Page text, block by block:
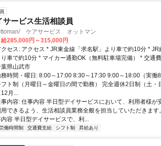
サービス生活相談員
ケアサービス オットマン
給285,000円～315,000円
* JR東金線「求名駅」より車で約10分 * JR総武本線「成東駅」
り車で約10分 * マイカー通勤OK（無料駐車場完備） * 交通
市・東金市・九十九里町・横芝光町・大網白里市など近隣
です。 無料駐車場を完備しているため、車通勤が中心の方も安心。毎
の通勤ストレスが少なく、仕事に集中できる環境です。
県山武市
時間・曜日: 8:00～17:00 8:30～17:30 9:00～18:00（実働8
フト制（月曜日～金曜日の間で勤務） 完全週休2日制（土・
12月...
内容: 仕事内容 半日型デイサービスにおいて、利用者様が
できるよう、生活相談員業務全般を担当していただきま
容 半日型デイサービスで、利...
働時間制 交通費支給 シフト制 昇給あり